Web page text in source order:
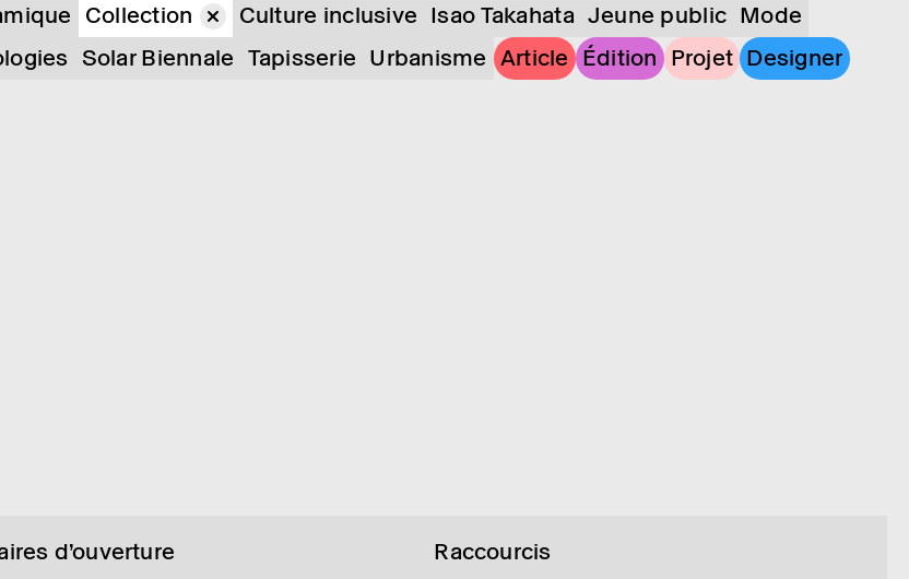
Collection Culture inclusive Isao Takahata Jeune public Mode
Solar Biennale Tapisserie Urbanisme Article Édition Projet Designer
d’ouverture Raccourcis